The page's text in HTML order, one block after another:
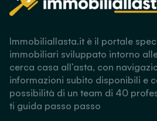
Immobiliallasta.it è il portale
immobiliari sviluppato intorno
cerca casa all’asta, con
informazioni subito disponibili e
possibilità di un team di 40
ti guida passo passo